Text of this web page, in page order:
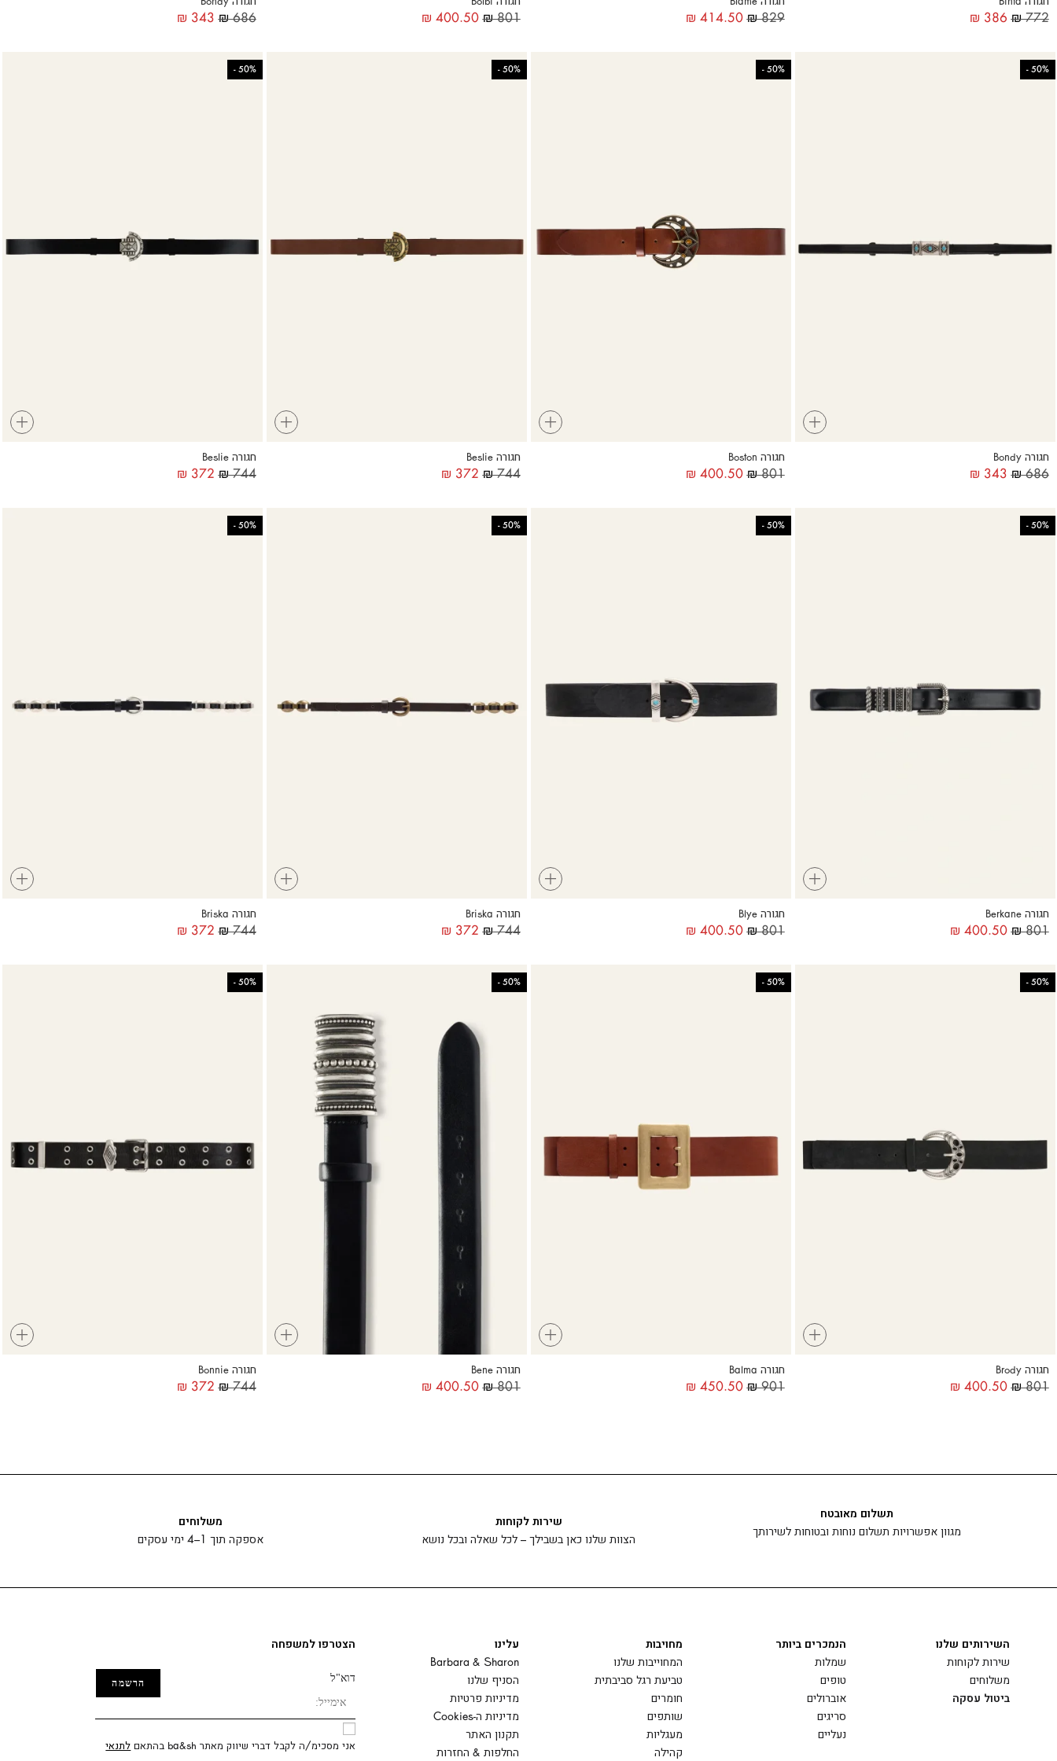
₪772
₪ 386
₪829
₪ 414.50
₪801
₪ 400.50
₪686
₪ 343
+
50%
-
חגורה Bondy
₪686
₪ 343
+
50%
-
חגורה Boston
₪801
₪ 400.50
+
50%
-
חגורה Beslie
₪744
₪ 372
+
50%
-
חגורה Beslie
₪744
₪ 372
+
50%
-
חגורה Berkane
₪801
₪ 400.50
+
50%
-
חגורה Blye
₪801
₪ 400.50
+
50%
-
חגורה Briska
₪744
₪ 372
+
50%
-
חגורה Briska
₪744
₪ 372
+
50%
-
חגורה Brody
₪801
₪ 400.50
+
50%
-
חגורה Balma
₪901
₪ 450.50
+
50%
-
חגורה Bene
₪801
₪ 400.50
+
50%
-
חגורה Bonnie
₪744
₪ 372
תשלום מאובטח
מגוון אפשרויות תשלום נוחות ובטוחות לשירותך
שירות לקוחות
הצוות שלנו כאן בשבילך – לכל שאלה ובכל נושא
משלוחים
אספקה תוך 1–4 ימי עסקים
השירותים שלנו
שירות לקוחות
משלוחים
ביטול עסקה
הנמכרים ביותר
שמלות
טופים
אוברולים
סריגים
נעליים
מחויבות
המחוייבות שלנו
טביעת רגל סביבתית
חומרים
שותפים
מעגליות
קהילה
עלינו
Barbara & Sharon
הסניף שלנו
מדיניות פרטיות
מדיניות ה-Cookies
תקנון האתר
החלפות & החזרות
הצטרפו למשפחה
דוא"ל
אני מסכימ/ה לקבל דברי שיווק מאתר ba&sh בהתאם
לתנאי